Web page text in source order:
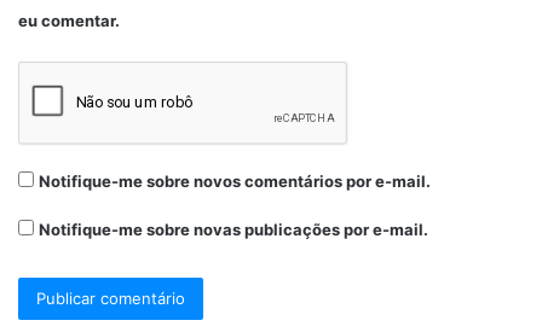
(Emlur), por sua vez, realizou a limpeza antes e depois da
física para organização das largadas; e a segurança foi
Pessoa, das 18h da sexta-feira (5) até o final da prova.
Confira os vencedores
Maratona Masculina (42km)
eu comentar.
Notifique-me sobre novos comentários por e-mail.
Notifique-me sobre novas publicações por e-mail.